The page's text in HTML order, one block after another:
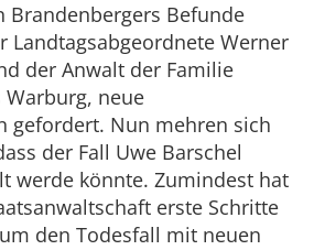
Brandenbergers Befunde
Landtagsabgeordnete Werner
der Anwalt der Familie
Warburg, neue
gefordert. Nun mehren sich
der Fall Uwe Barschel
werde könnte. Zumindest hat
erste Schritte
den Todesfall mit neuen